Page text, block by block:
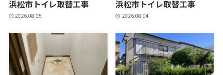
浜松市トイレ取替工事
2026.08.05
浜松市トイレ取替工事
2026.08.04